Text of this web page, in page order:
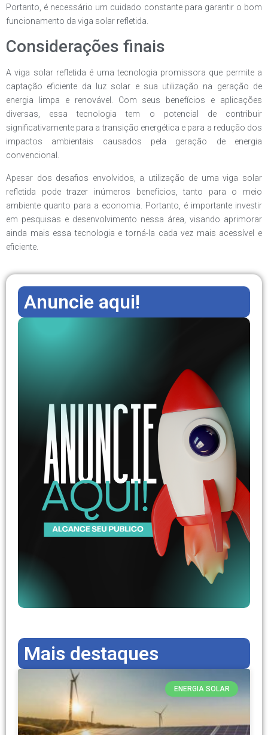
Portanto, é necessário um cuidado constante para garantir o bom
funcionamento da viga solar refletida.
Considerações finais
A viga solar refletida é uma tecnologia promissora que permite a
captação eficiente da luz solar e sua utilização na geração de
energia limpa e renovável. Com seus benefícios e aplicações
diversas, essa tecnologia tem o potencial de contribuir
significativamente para a transição energética e para a redução dos
impactos ambientais causados pela geração de energia
convencional.
Apesar dos desafios envolvidos, a utilização de uma viga solar
refletida pode trazer inúmeros benefícios, tanto para o meio
ambiente quanto para a economia. Portanto, é importante investir
em pesquisas e desenvolvimento nessa área, visando aprimorar
ainda mais essa tecnologia e torná-la cada vez mais acessível e
eficiente.
Anuncie aqui!
Mais destaques
ENERGIA SOLAR